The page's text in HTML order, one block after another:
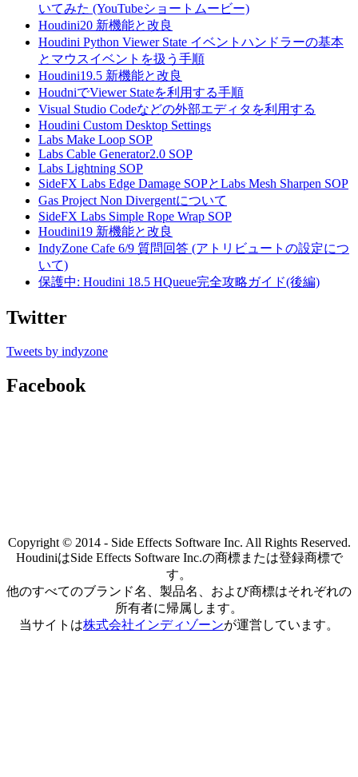
いてみた (YouTubeショートムービー)
Houdini20 新機能と改良
Houdini Python Viewer State イベントハンドラーの基本
とマウスイベントを扱う手順
Houdini19.5 新機能と改良
HoudniでViewer Stateを利用する手順
Visual Studio Codeなどの外部エディタを利用する
Houdini Custom Desktop Settings
Labs Make Loop SOP
Labs Cable Generator2.0 SOP
Labs Lightning SOP
SideFX Labs Edge Damage SOPとLabs Mesh Sharpen SOP
Gas Project Non Divergentについて
SideFX Labs Simple Rope Wrap SOP
Houdini19 新機能と改良
IndyZone Cafe 6/9 質問回答 (アトリビュートの設定につ
いて)
保護中: Houdini 18.5 HQueue完全攻略ガイド(後編)
Twitter
Tweets by indyzone
Facebook
Copyright © 2014 - Side Effects Software Inc. All Rights Reserved.
HoudiniはSide Effects Software Inc.の商標または登録商標で
す。
他のすべてのブランド名、製品名、および商標はそれぞれの
所有者に帰属します。
当サイトは株式会社インディゾーンが運営しています。